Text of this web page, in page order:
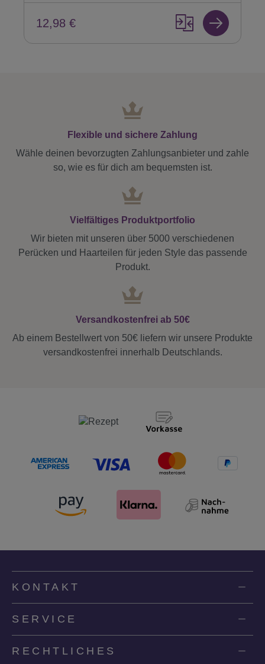
12,98 €
Flexible und sichere Zahlung
Wähle deinen bevorzugten Zahlungsanbieter und zahle
so, wie es für dich am bequemsten ist.
Vielfältiges Produktportfolio
Wir bieten mit unseren über 5000 verschiedenen
Perücken und Haarteilen für jeden Style das passende
Produkt.
Versandkostenfrei ab 50€
Ab einem Bestellwert von 50€ liefern wir unsere Produkte
versandkostenfrei innerhalb Deutschlands.
KONTAKT
SERVICE
RECHTLICHES